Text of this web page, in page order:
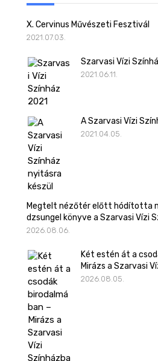
X. Cervinus Művészeti Fesztivál
2021.07.03.
Szarvasi Vízi
2021.06.11.
A Szarvasi Vízi
2021.04.05.
Megtelt nézőtér előtt hódította
dzsungel könyve a Szarvasi Vízi
2026.08.06.
Két estén át a
Mirázs a Szarvasi
2026.08.05.